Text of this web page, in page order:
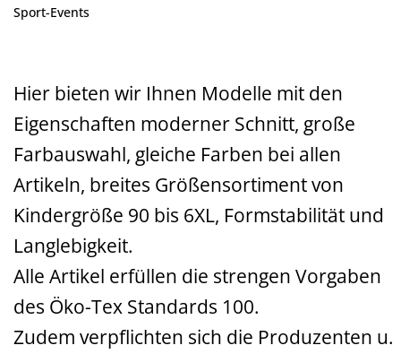
Sport-Events
Hier bieten wir Ihnen Modelle mit den
Eigenschaften moderner Schnitt, große
Farbauswahl, gleiche Farben bei allen
Artikeln, breites Größensortiment von
Kindergröße 90 bis 6XL, Formstabilität und
Langlebigkeit.
Alle Artikel erfüllen die strengen Vorgaben
des Öko-Tex Standards 100.
Zudem verpflichten sich die Produzenten u.